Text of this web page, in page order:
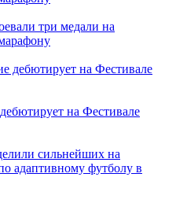
три медали на
на Фестивале